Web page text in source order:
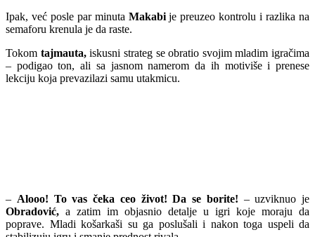
Ipak, već posle par minuta Makabije preuzeo kontrolu i razlika na
semaforu krenula je da raste.
Tokom tajmauta,iskusni strateg se obratio svojim mladim igračima
– podigao ton, ali sa jasnom namerom da ih motiviše i prenese
lekciju koja prevazilazi samu utakmicu.
– Alooo! To vas čeka ceo život! Da se borite! – uzviknuo je
Obradović, a zatim im objasnio detalje u igri koje moraju da
poprave. Mladi košarkaši su ga poslušali i nakon toga uspeli da